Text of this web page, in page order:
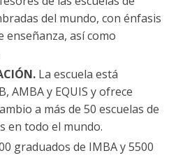
del mundo, con énfasis
enseñanza, así como
La escuela está
AMBA y EQUIS y ofrece
a más de 50 escuelas de
en todo el mundo.
graduados de IMBA y 5500